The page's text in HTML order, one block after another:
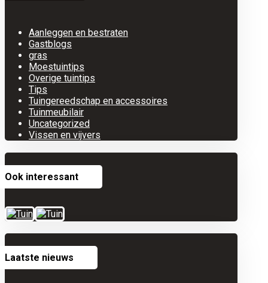
Aanleggen en bestraten
Gastblogs
gras
Moestuintips
Overige tuintips
Tips
Tuingereedschap en accessoires
Tuinmeubilair
Uncategorized
Vissen en vijvers
Ook interessant
Laatste nieuws